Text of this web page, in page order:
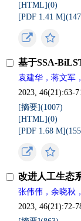
[HTML](0)
[PDF 1.41 M](
基于SSA-
袁建华，蒋文军
2023, 46(21):63-
[摘要](1007)
[HTML](0)
[PDF 1.68 M](
改进人工生态
张伟伟，余晓秋
2023, 46(21):72-